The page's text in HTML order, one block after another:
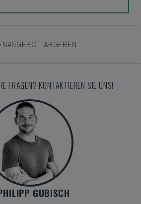
ABGEBEN
FRAGEN? KONTAKTIEREN SIE UNS!
GUBISCH